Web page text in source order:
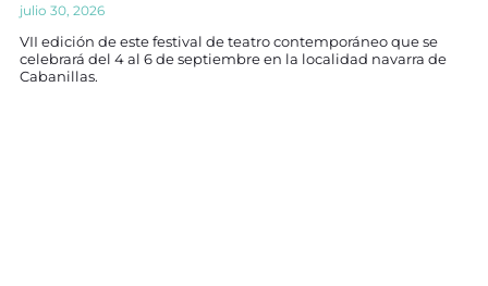
julio 30, 2026
VII edición de este festival de teatro contemporáneo que se
celebrará del 4 al 6 de septiembre en la localidad navarra de
Cabanillas.